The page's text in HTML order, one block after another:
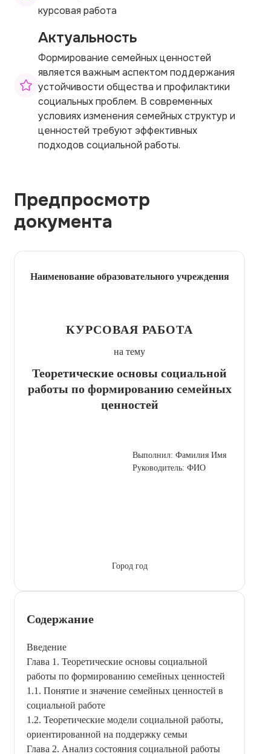
курсовая работа
Актуальность
Формирование семейных ценностей
является важным аспектом поддержания
устойчивости общества и профилактики
социальных проблем. В современных
условиях изменения семейных структур и
ценностей требуют эффективных
подходов социальной работы.
Предпросмотр
документа
Наименование образовательного учреждения
КУРСОВАЯ РАБОТА
на тему
Теоретические основы социальной
работы по формированию семейных
ценностей
Выполнил: Фамилия Имя
Руководитель: ФИО
Город год
Содержание
Введение
Глава 1. Теоретические основы социальной
работы по формированию семейных ценностей
1.1. Понятие и значение семейных ценностей в
социальной работе
1.2. Теоретические модели социальной работы,
ориентированной на поддержку семьи
Глава 2. Анализ состояния социальной работы